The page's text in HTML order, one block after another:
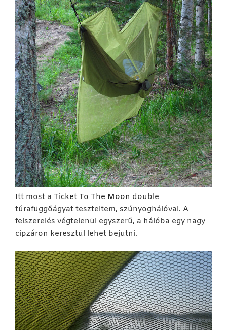
Itt most a Ticket To The Moon double
túrafüggőágyat teszteltem, szúnyoghálóval. A
felszerelés végtelenül egyszerű, a hálóba egy nagy
cipzáron keresztül lehet bejutni.